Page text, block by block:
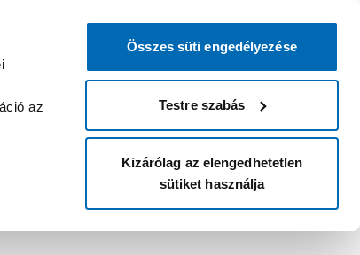
az
Összes süti engedélyezése
Testre szabás
Kizárólag az elengedhetetlen
sütiket használja